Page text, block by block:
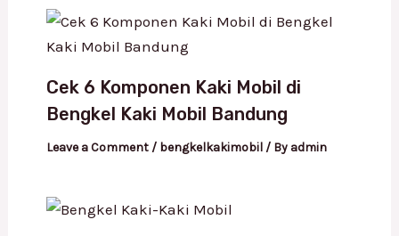
Cek 6 Komponen Kaki Mobil di
Bengkel Kaki Mobil Bandung
Leave a Comment / bengkelkakimobil/ By admin